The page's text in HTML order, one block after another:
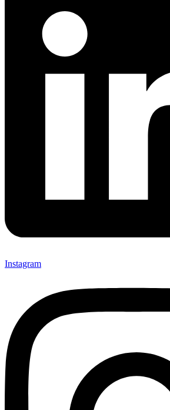
Instagram